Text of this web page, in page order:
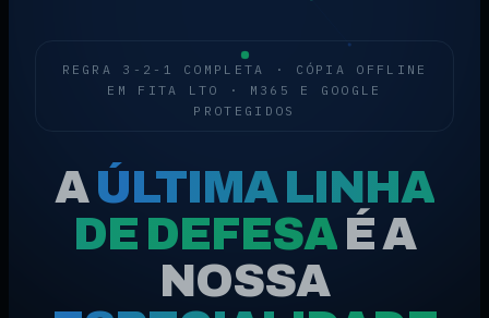
REGRA 3-2-1 COMPLETA · CÓPIA OFFLINE
EM FITA LTO · M365 E GOOGLE
PROTEGIDOS
AÚLTIMA LINHA
DE DEFESAÉ A
NOSSA